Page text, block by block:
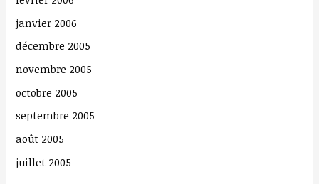
janvier 2006
décembre 2005
novembre 2005
octobre 2005
septembre 2005
août 2005
juillet 2005